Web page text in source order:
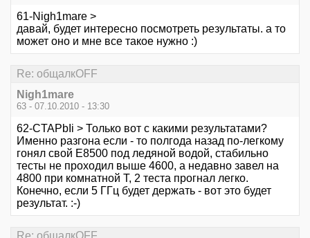
61-Nigh1mare >
давай, будет интересно посмотреть результаты. а то
может оно и мне все такое нужно :)
Re: общалкOFF
Nigh1mare
63 - 07.10.2010 - 13:30
62-CTAPbIi > Только вот с какими результатами?
Именно разгона если - то полгода назад по-легкому
гонял свой Е8500 под ледяной водой, стабильно
тесты не проходил выше 4600, а недавно завел на
4800 при комнатной Т, 2 теста прогнал легко.
Конечно, если 5 ГГц будет держать - вот это будет
результат. :-)
Re: общалкOFF